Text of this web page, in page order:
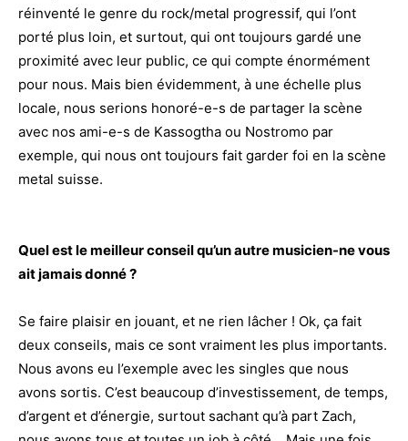
réinventé le genre du rock/metal progressif, qui l’ont
porté plus loin, et surtout, qui ont toujours gardé une
proximité avec leur public, ce qui compte énormément
pour nous. Mais bien évidemment, à une échelle plus
locale, nous serions honoré-e-s de partager la scène
avec nos ami-e-s de Kassogtha ou Nostromo par
exemple, qui nous ont toujours fait garder foi en la scène
metal suisse.
Quel est le meilleur conseil qu’un autre musicien-ne vous
ait jamais donné ?
Se faire plaisir en jouant, et ne rien lâcher ! Ok, ça fait
deux conseils, mais ce sont vraiment les plus importants.
Nous avons eu l’exemple avec les singles que nous
avons sortis. C’est beaucoup d’investissement, de temps,
d’argent et d’énergie, surtout sachant qu’à part Zach,